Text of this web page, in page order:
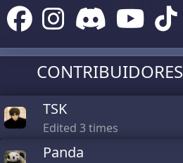
CONTRIBUIDORES
TSK
Edited 3 times
Panda